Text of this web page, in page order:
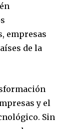
empresas
de la
y el
Sin